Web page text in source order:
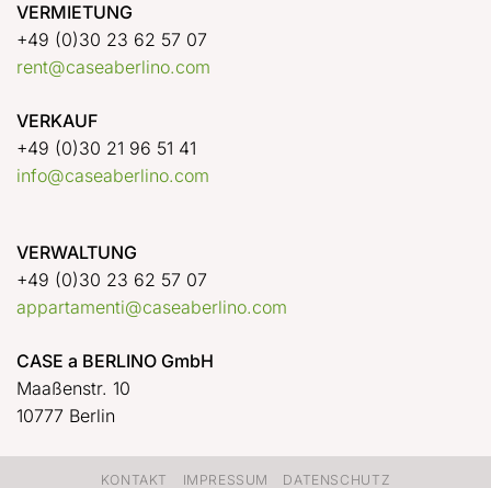
VERMIETUNG
+49 (0)30 23 62 57 07
rent@caseaberlino.com
VERKAUF
+49 (0)30 21 96 51 41
info@caseaberlino.com
VERWALTUNG
+49 (0)30 23 62 57 07
appartamenti@caseaberlino.com
CASE a BERLINO GmbH
Maaßenstr. 10
10777 Berlin
KONTAKT IMPRESSUM DATENSCHUTZ